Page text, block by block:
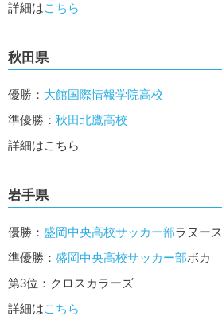
詳細はこちら
秋田県
優勝： 大館国際情報学院高校
準優勝： 秋田北鷹高校
詳細はこちら
岩手県
優勝： 盛岡中央高校サッカー部ラヌース
準優勝： 盛岡中央高校サッカー部ボカ
第3位：クロスカラーズ
詳細はこちら